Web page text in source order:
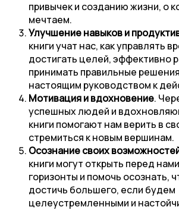
привычек и созданию жизни, о
мечтаем.
Улучшение навыков и
книги учат нас, как управлять
достигать целей, эффективно
принимать правильные
настоящим руководством к
Мотивация и вдохновение.
успешных людей и
книги помогают нам верить в
стремиться к новым вершинам.
Осознание своих
книги могут открыть перед
горизонты и помочь осознать,
достичь большего, если будем
целеустремленными и